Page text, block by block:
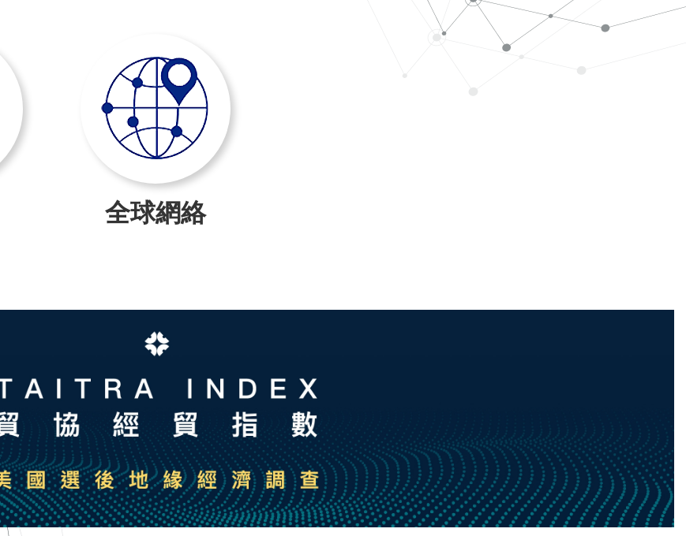
全球網絡